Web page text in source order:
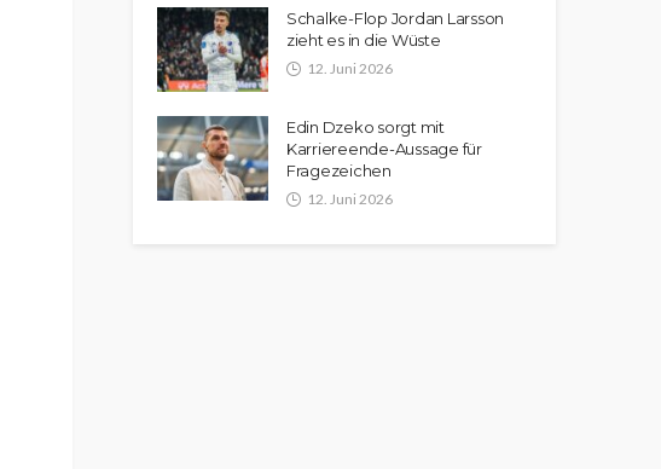
Schalke-Flop Jordan Larsson
zieht es in die Wüste
12. Juni 2026
Edin Dzeko sorgt mit
Karriereende-Aussage für
Fragezeichen
12. Juni 2026